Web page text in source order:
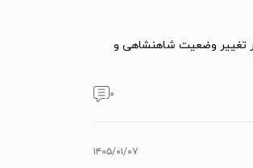
در تغییر وضعیت شاهنشاهی و
۰
۱۴۰۵/۰۱/۰۷